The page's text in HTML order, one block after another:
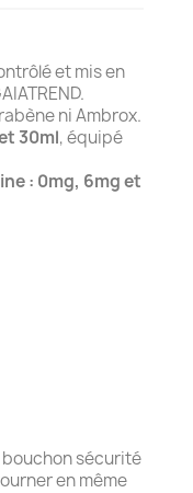
et mis en
ni Ambrox.
30ml, équipé
: 0mg, 6mg et
sécurité
en même